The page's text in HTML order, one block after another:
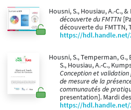
Housni, S., Housiau, A.-C.,
découverte du FMTTN
découverte du FMTTN,
https://hdl.handle.net/
Housni, S., Temperman,
S., Housiau, A.-C.,
Conception et validation
de mesure de la
communautés de
presentation]. Mardi
https://hdl.handle.net/